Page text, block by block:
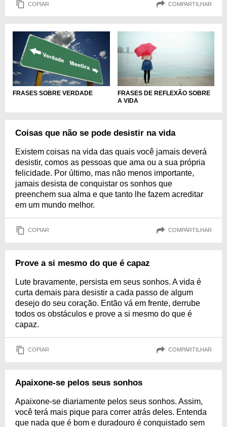
COPIAR COMPARTILHAR
FRASES SOBRE VERDADE
FRASES DE REFLEXÃO SOBRE
A VIDA
Coisas que não se pode desistir na vida
Existem coisas na vida das quais você jamais deverá
desistir, comos as pessoas que ama ou a sua própria
felicidade. Por último, mas não menos importante,
jamais desista de conquistar os sonhos que
preenchem sua alma e que tanto lhe fazem acreditar
em um mundo melhor.
COPIAR COMPARTILHAR
Prove a si mesmo do que é capaz
Lute bravamente, persista em seus sonhos. A vida é
curta demais para desistir a cada passo de algum
desejo do seu coração. Então vá em frente, derrube
todos os obstáculos e prove a si mesmo do que é
capaz.
COPIAR COMPARTILHAR
Apaixone-se pelos seus sonhos
Apaixone-se diariamente pelos seus sonhos. Assim,
você terá mais pique para correr atrás deles. Entenda
que nada que é bom e duradouro é conquistado sem